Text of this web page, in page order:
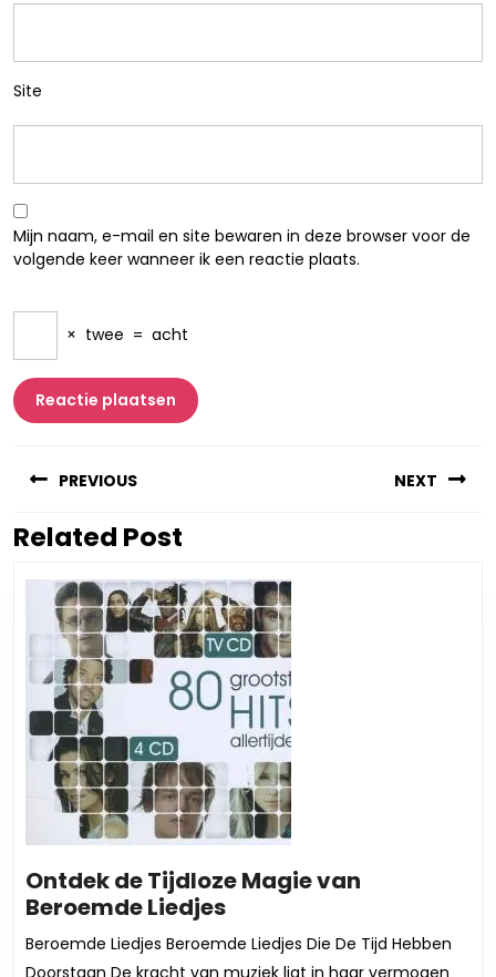
Site
Mijn naam, e-mail en site bewaren in deze browser voor de
volgende keer wanneer ik een reactie plaats.
× twee = acht
PREVIOUS
Vorig
NEXT
Related Post
Ontdek de Tijdloze Magie van
Beroemde LiedjesOntdek
de
Tijdloze
Beroemde Liedjes Beroemde Liedjes Die De Tijd Hebben
Doorstaan De kracht van muziek ligt in haar vermogen